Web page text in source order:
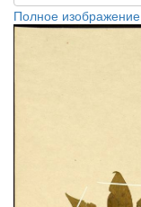
Полное изображение